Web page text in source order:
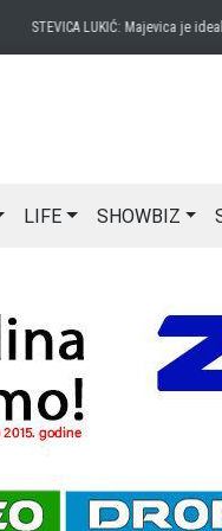
STEVICA LUKIĆ: Majevica je idealna
LIFE SHOWBIZ